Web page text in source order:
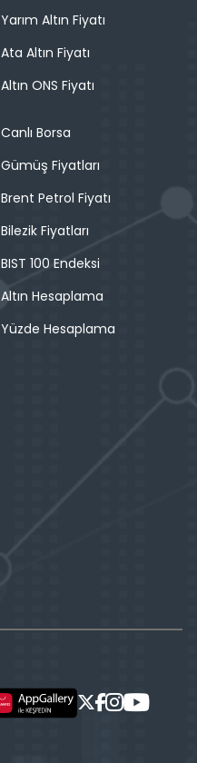
Yarım Altın Fiyatı
Ata Altın Fiyatı
Altın ONS Fiyatı
Canlı Borsa
Gümüş Fiyatları
Brent Petrol Fiyatı
Bilezik Fiyatları
BIST 100 Endeksi
Altın Hesaplama
Yüzde Hesaplama